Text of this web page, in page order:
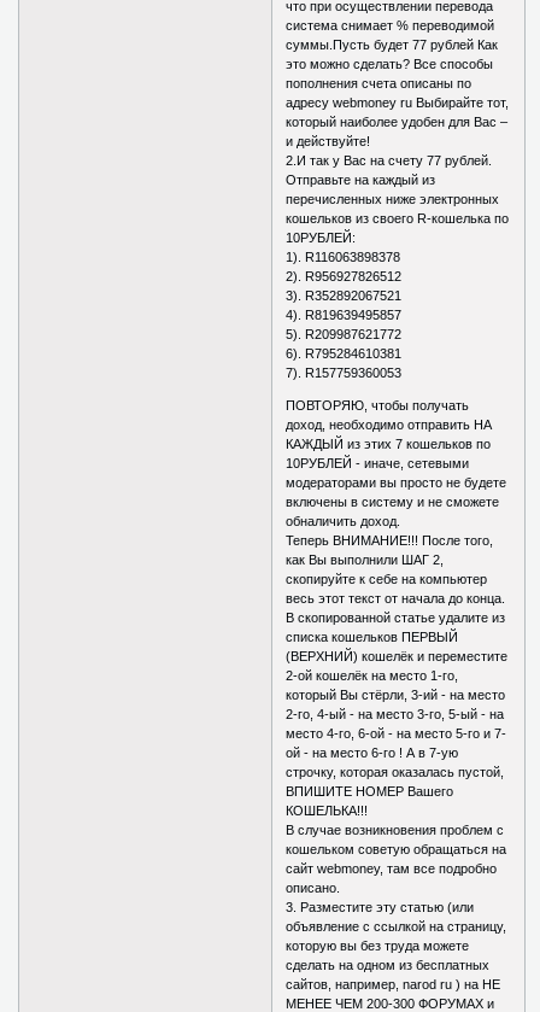
что при осуществлении перевода
система снимает % переводимой
суммы.Пусть будет 77 рублей Как
это можно сделать? Все способы
пополнения счета описаны по
адресу webmoney ru Выбирайте тот,
который наиболее удобен для Вас –
и действуйте!
2.И так у Вас на счету 77 рублей.
Отправьте на каждый из
перечисленных ниже электронных
кошельков из своего R-кошелька по
10РУБЛЕЙ:
1). R116063898378
2). R956927826512
3). R352892067521
4). R819639495857
5). R209987621772
6). R795284610381
7). R157759360053
ПОВТОРЯЮ, чтобы получать
доход, необходимо отправить НА
КАЖДЫЙ из этих 7 кошельков по
10РУБЛЕЙ - иначе, сетевыми
модераторами вы просто не будете
включены в систему и не сможете
обналичить доход.
Теперь ВНИМАНИЕ!!! После того,
как Вы выполнили ШАГ 2,
скопируйте к себе на компьютер
весь этот текст от начала до конца.
В скопированной статье удалите из
списка кошельков ПЕРВЫЙ
(ВЕРХНИЙ) кошелёк и переместите
2-ой кошелёк на место 1-го,
который Вы стёрли, 3-ий - на место
2-го, 4-ый - на место 3-го, 5-ый - на
место 4-го, 6-ой - на место 5-го и 7-
ой - на место 6-го ! А в 7-ую
строчку, которая оказалась пустой,
ВПИШИТЕ НОМЕР Вашего
КОШЕЛЬКА!!!
В случае возникновения проблем с
кошельком советую обращаться на
сайт webmoney, там все подробно
описано.
3. Разместите эту статью (или
объявление с ссылкой на страницу,
которую вы без труда можете
сделать на одном из бесплатных
сайтов, например, narod ru ) на НЕ
МЕНЕЕ ЧЕМ 200-300 ФОРУМАХ и